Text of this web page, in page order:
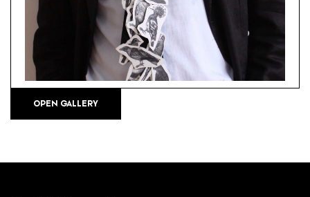
OPEN GALLERY